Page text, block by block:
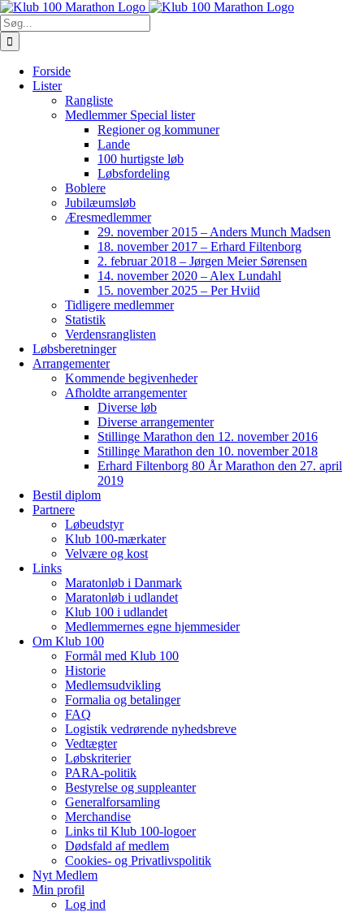
Skip
to
content
Søg
efter:
Forside
Lister
Rangliste
Medlemmer Special lister
Regioner og kommuner
Lande
100 hurtigste løb
Løbsfordeling
Boblere
Jubilæumsløb
Æresmedlemmer
29. november 2015 – Anders Munch Madsen
18. november 2017 – Erhard Filtenborg
2. februar 2018 – Jørgen Meier Sørensen
14. november 2020 – Alex Lundahl
15. november 2025 – Per Hviid
Tidligere medlemmer
Statistik
Verdensranglisten
Løbsberetninger
Arrangementer
Kommende begivenheder
Afholdte arrangementer
Diverse løb
Diverse arrangementer
Stillinge Marathon den 12. november 2016
Stillinge Marathon den 10. november 2018
Erhard Filtenborg 80 År Marathon den 27. april
2019
Bestil diplom
Partnere
Løbeudstyr
Klub 100-mærkater
Velvære og kost
Links
Maratonløb i Danmark
Maratonløb i udlandet
Klub 100 i udlandet
Medlemmernes egne hjemmesider
Om Klub 100
Formål med Klub 100
Historie
Medlemsudvikling
Formalia og betalinger
FAQ
Logistik vedrørende nyhedsbreve
Vedtægter
Løbskriterier
PARA-politik
Bestyrelse og suppleanter
Generalforsamling
Merchandise
Links til Klub 100-logoer
Dødsfald af medlem
Cookies- og Privatlivspolitik
Nyt Medlem
Min profil
Log ind